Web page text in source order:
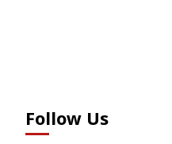
Follow Us